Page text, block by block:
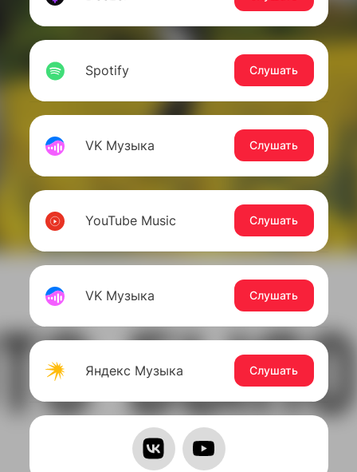
Spotify Слушать
VK Музыка Слушать
YouTube Music Слушать
VK Музыка Слушать
Яндекс Музыка Слушать